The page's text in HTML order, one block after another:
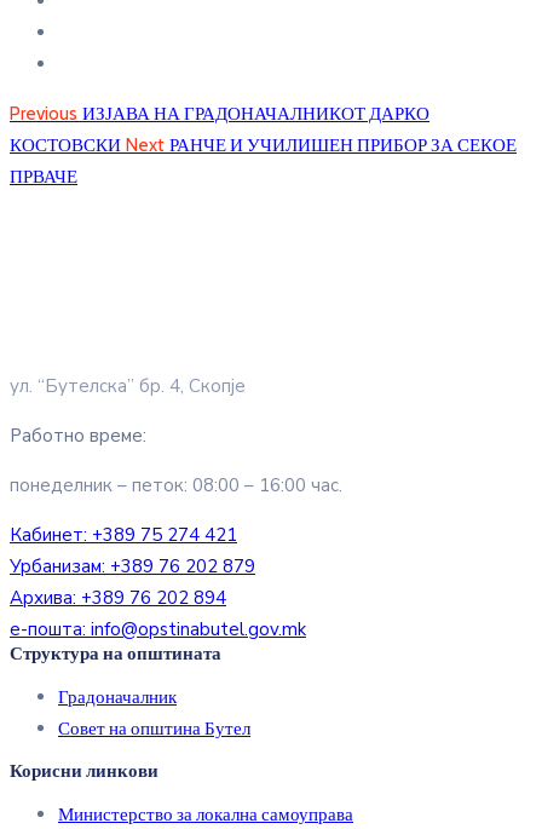
Previous ИЗЈАВА НА ГРАДОНАЧАЛНИКОТ ДАРКО
КОСТОВСКИ Next РАНЧЕ И УЧИЛИШЕН ПРИБОР ЗА СЕКОЕ
ПРВАЧЕ
ул. “Бутелска” бр. 4, Скопје
Работно време:
понеделник – петок: 08:00 – 16:00 час.
Кабинет: +389 75 274 421
Урбанизам: +389 76 202 879
Архива: +389 76 202 894
е-пошта: info@opstinabutel.gov.mk
Структура на општината
Градоначалник
Совет на општина Бутел
Корисни линкови
Министерство за локална самоуправа